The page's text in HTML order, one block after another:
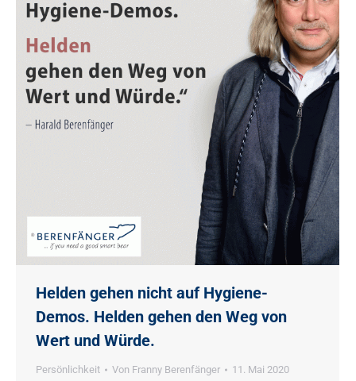
Helden gehen nicht auf Hygiene-
Demos. Helden gehen den Weg von
Wert und Würde.
Persönlichkeit Von Franny Berenfänger 11. Mai 2020